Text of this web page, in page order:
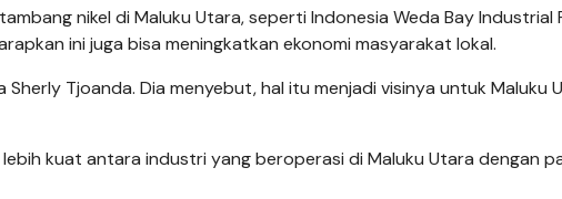
nikel di Maluku Utara, seperti Indonesia Weda Bay Industrial
ini juga bisa meningkatkan ekonomi masyarakat lokal.
Tjoanda. Dia menyebut, hal itu menjadi visinya untuk Maluku
kuat antara industri yang beroperasi di Maluku Utara dengan